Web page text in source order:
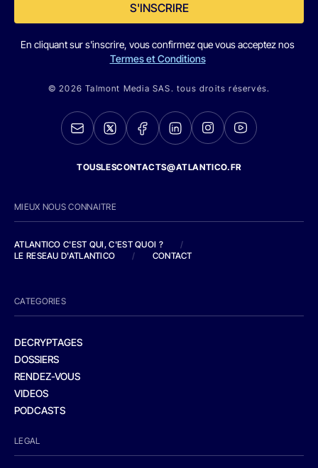
S'INSCRIRE
En cliquant sur s'inscrire, vous confirmez que vous acceptez nos
Termes et Conditions
© 2026 Talmont Media SAS. tous droits réservés.
TOUSLESCONTACTS@ATLANTICO.FR
MIEUX NOUS CONNAITRE
ATLANTICO C'EST QUI, C'EST QUOI ?
/
LE RESEAU D'ATLANTICO
/ CONTACT
CATEGORIES
DECRYPTAGES
DOSSIERS
RENDEZ-VOUS
VIDEOS
PODCASTS
LEGAL